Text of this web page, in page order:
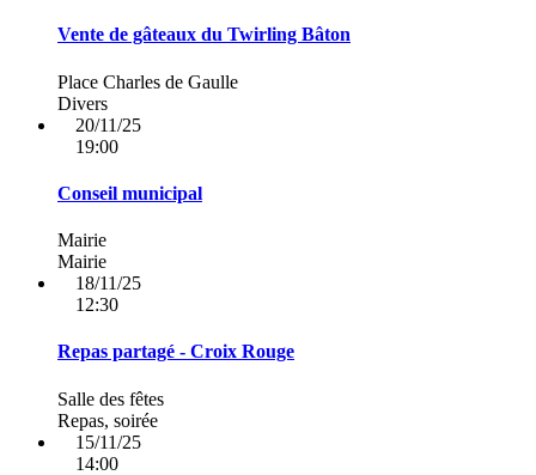
Vente de gâteaux du Twirling Bâton
Place Charles de Gaulle
Divers
20/11/25
19:00
Conseil municipal
Mairie
Mairie
18/11/25
12:30
Repas partagé - Croix Rouge
Salle des fêtes
Repas, soirée
15/11/25
14:00